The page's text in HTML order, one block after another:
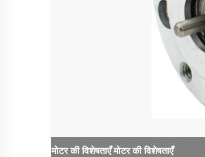
मोटर की विशेषताएँमोटर की विशेषताएँ